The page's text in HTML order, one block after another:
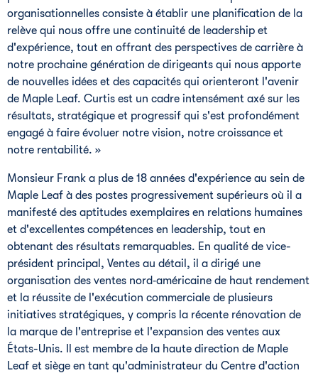
organisationnelles consiste à établir une planification de la
relève qui nous offre une continuité de leadership et
d'expérience, tout en offrant des perspectives de carrière à
notre prochaine génération de dirigeants qui nous apporte
de nouvelles idées et des capacités qui orienteront l'avenir
de Maple Leaf. Curtis est un cadre intensément axé sur les
résultats, stratégique et progressif qui s'est profondément
engagé à faire évoluer notre vision, notre croissance et
notre rentabilité. »
Monsieur Frank a plus de 18 années d'expérience au sein de
Maple Leaf à des postes progressivement supérieurs où il a
manifesté des aptitudes exemplaires en relations humaines
et d'excellentes compétences en leadership, tout en
obtenant des résultats remarquables. En qualité de vice-
président principal, Ventes au détail, il a dirigé une
organisation des ventes nord‑américaine de haut rendement
et la réussite de l'exécution commerciale de plusieurs
initiatives stratégiques, y compris la récente rénovation de
la marque de l'entreprise et l'expansion des ventes aux
États-Unis. Il est membre de la haute direction de Maple
Leaf et siège en tant qu'administrateur du Centre d'action